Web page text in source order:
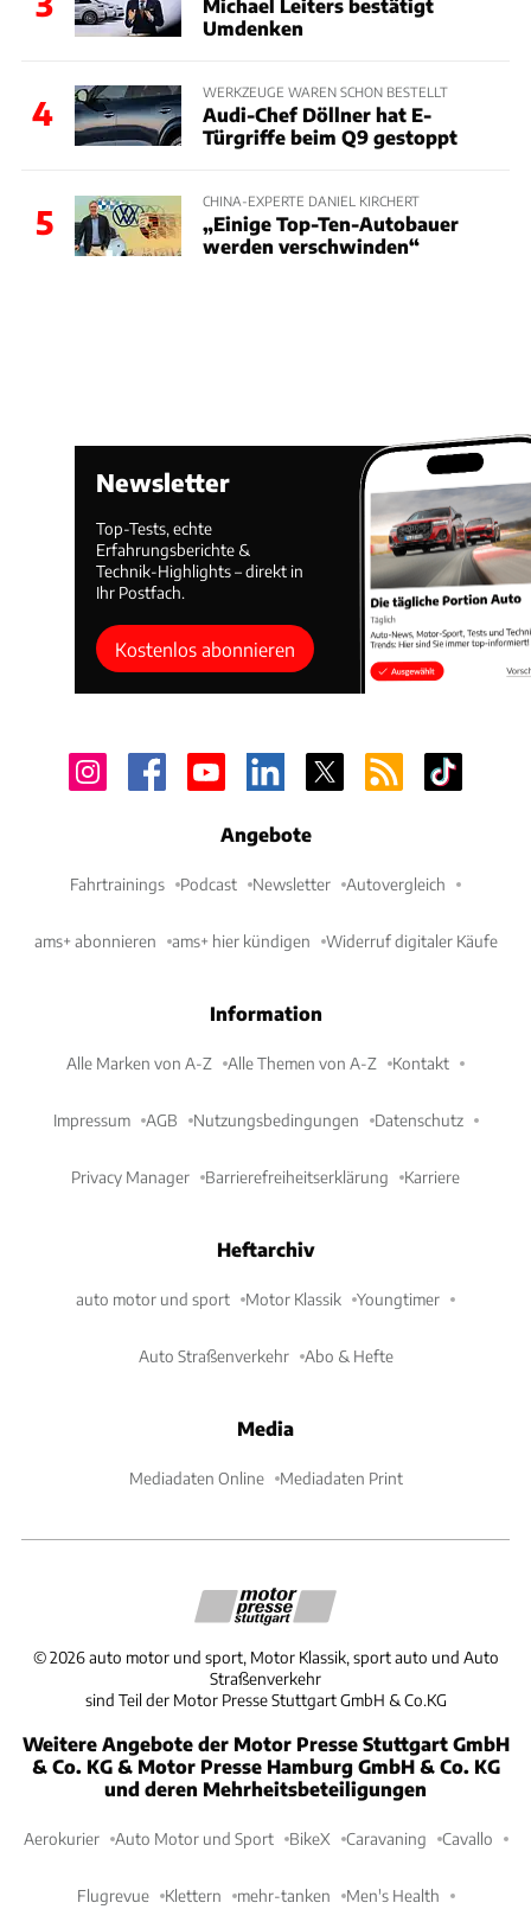
Michael Leiters bestätigt
Umdenken
4
WERKZEUGE WAREN SCHON BESTELLT
Audi-Chef Döllner hat E-
Türgriffe beim Q9 gestoppt
5
CHINA-EXPERTE DANIEL KIRCHERT
„Einige Top-Ten-Autobauer
werden verschwinden“
Newsletter
Top-Tests, echte
Erfahrungsberichte &
Technik-Highlights – direkt in
Ihr Postfach.
Kostenlos abonnieren
Angebote
Fahrtrainings Podcast Newsletter Autovergleich
ams+ abonnieren ams+ hier kündigen Widerruf digitaler Käufe
Information
Alle Marken von A-Z Alle Themen von A-Z Kontakt
Impressum AGB Nutzungsbedingungen Datenschutz
Privacy Manager Barrierefreiheitserklärung Karriere
Heftarchiv
auto motor und sport Motor Klassik Youngtimer
Auto Straßenverkehr Abo & Hefte
Media
Mediadaten Online Mediadaten Print
©2026 auto motor und sport, Motor Klassik, sport auto und Auto
Straßenverkehr
sind Teil der Motor Presse Stuttgart GmbH & Co.KG
Weitere Angebote der Motor Presse Stuttgart GmbH
& Co. KG & Motor Presse Hamburg GmbH & Co. KG
und deren Mehrheitsbeteiligungen
Aerokurier Auto Motor und Sport BikeX Caravaning Cavallo
Flugrevue Klettern mehr-tanken Men's Health